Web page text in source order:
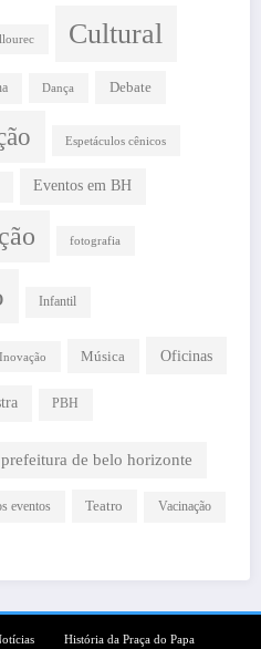
Cultural
Dança Debate
Espetáculos cênicos
Eventos em BH
fotografia
Infantil
Inovação Música Oficinas
PBH
prefeitura de belo horizonte
eventos Teatro Vacinação
História da Praça do Papa